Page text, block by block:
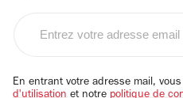
email
En entrant votre adresse mail,
d'utilisation et notre politique de